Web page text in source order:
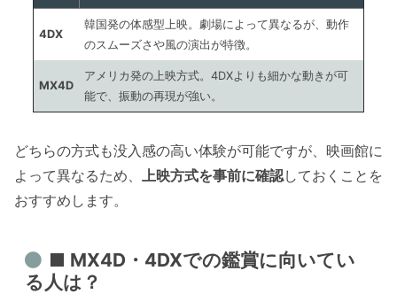
4DX
韓国発の体感型上映。劇場によって異なるが、動作
のスムーズさや風の演出が特徴。
MX4D
アメリカ発の上映方式。4DXよりも細かな動きが可
能で、振動の再現が強い。
どちらの方式も没入感の高い体験が可能ですが、映画館に
よって異なるため、
上映方式を事前に確認しておくことを
おすすめします。
■ MX4D・4DXでの鑑賞に向いてい
る人は？